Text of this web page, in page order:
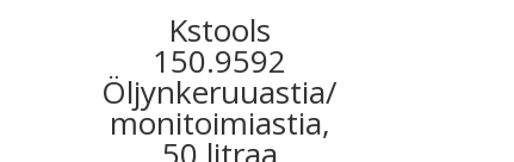
Kstools
150.9592
Öljynkeruuastia/
monitoimiastia,